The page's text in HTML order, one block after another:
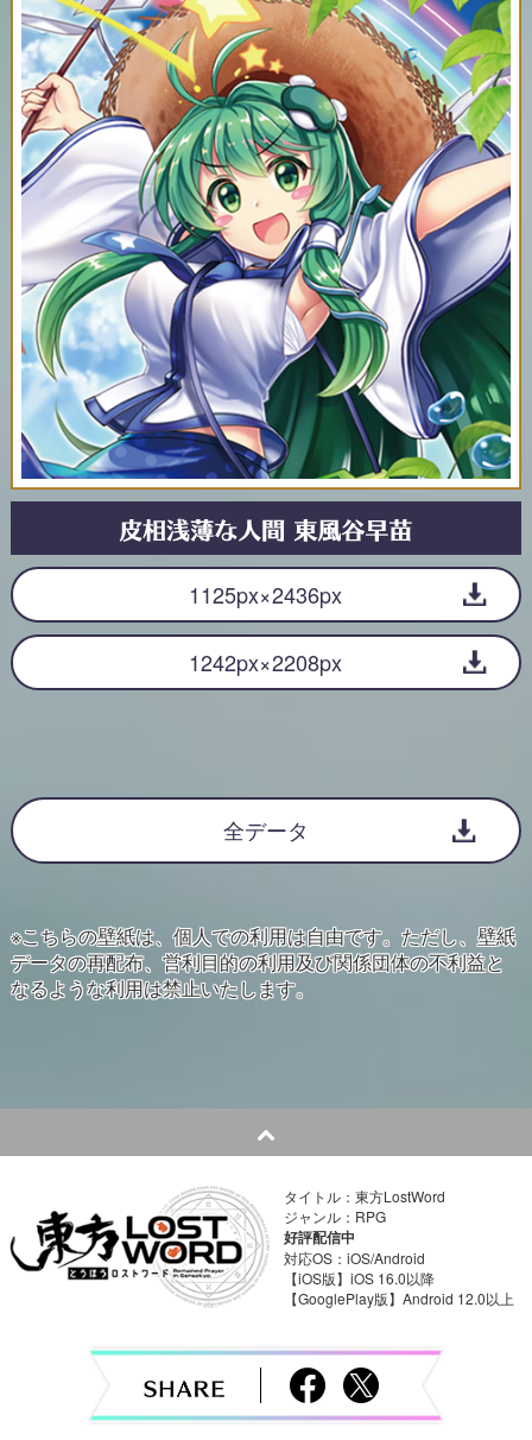
1125px×2436px
1242px×2208px
全データ
※こちらの壁紙は、個人での利用は自由です。ただし、壁紙
データの再配布、営利目的の利用及び関係団体の不利益と
なるような利用は禁止いたします。
タイトル：東方LostWord
ジャンル：RPG
好評配信中
対応OS：iOS/Android
【iOS版】iOS 16.0以降
【GooglePlay版】Android 12.0以上